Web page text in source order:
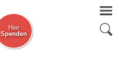
Hier
Spenden